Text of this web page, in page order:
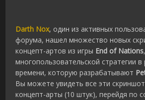
Darth Nox, один из активных
форума, нашел множество новых
концепт-артов из игры End of Nations,
многопользовательской стратегии
времени, которую разрабатывают
Вы можете увидеть все эти
концепт-арты (10 штук), перейдя по